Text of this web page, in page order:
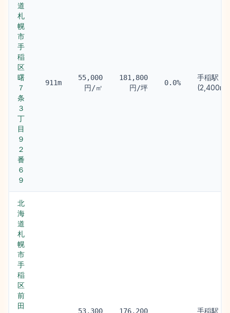
道
札
幌
市
手
稲
区
曙
７
条
３
丁
目
９
２
番
６
９
911m
55,000
円/㎡
181,800
円/坪
0.0%
手稲駅
(2,400m)
北
海
道
札
幌
市
手
稲
区
前
田
53,300 176,200 手稲駅